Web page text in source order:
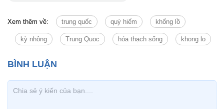
Xem thêm về: trung quốc quý hiếm khổng lồ
kỳ nhông Trung Quoc hóa thạch sống khong lo